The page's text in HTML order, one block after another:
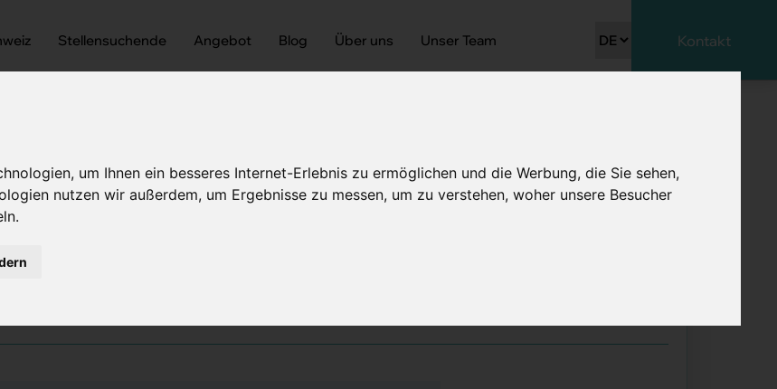
um Ihnen ein besseres Internet-Erlebnis zu ermöglichen und die Werbung, die Sie sehen,
nutzen wir außerdem, um Ergebnisse zu messen, um zu verstehen, woher unsere Besucher
Stellensuchende Angebot Blog Über uns Unser Team Kontakt
Allgemeine Innere Medizin
Allgemeine Innere Medizin 60 - 100%